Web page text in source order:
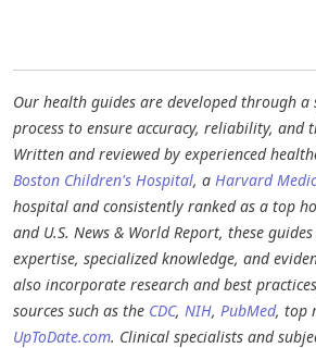
Our health guides are developed through
process to ensure accuracy, reliability, and
Written and reviewed by experienced
Boston Children's Hospital, a Harvard
hospital and consistently ranked as a top
and U.S. News & World Report, these
expertise, specialized knowledge, and
also incorporate research and best
sources such as the CDC, NIH, PubMed, top
UpToDate.com. Clinical specialists and